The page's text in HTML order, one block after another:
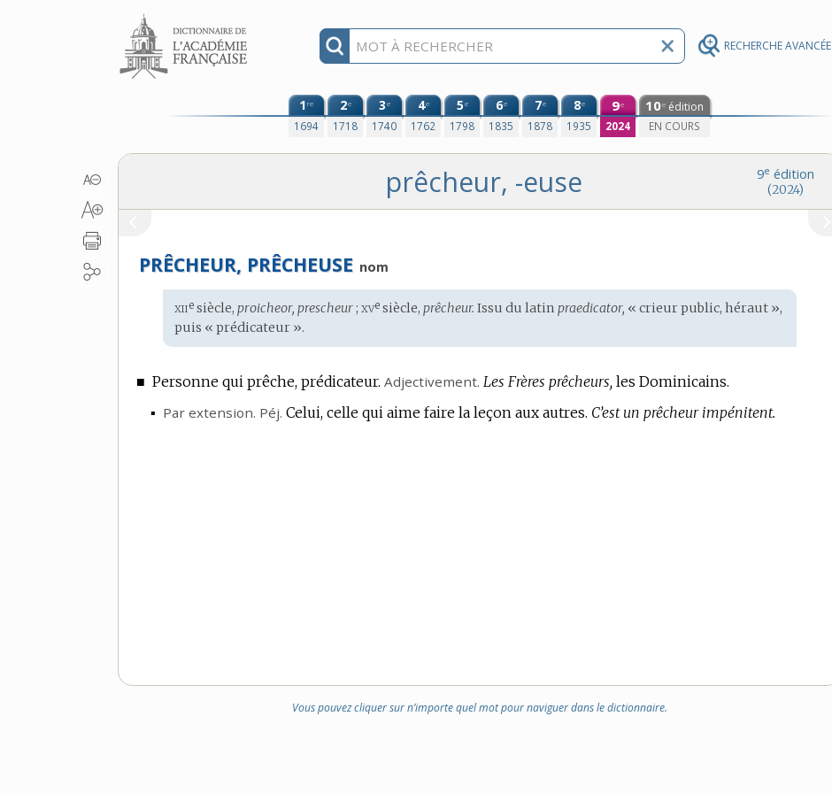
RECHERCHE AVANCÉE
Aller au contenu
1re
1694
2e
1718
3e
1740
4e
1762
5e
1798
6e
1835
7e
1878
8e
1935
9e
2024
10e édition
EN COURS
9e édition
(2024)
prêcheur, -euse
PRÊCHEUR, PRÊCHEUSE nom
Étymologie
:
xiie siècle,proicheor, prescheur;xve siècle,prêcheur. Issu dulatin praedicator, « crieur public, héraut »,
puis « prédicateur ».
■ Personne qui prêche, prédicateur. Adjectivement. Les Frères prêcheurs, les Dominicains.
▪ Par extension. Péj. Celui, celle qui aime faire la leçon aux autres. C’est un prêcheur impénitent.
Vous pouvez cliquer sur n’importe quel mot pour naviguer dans le dictionnaire.